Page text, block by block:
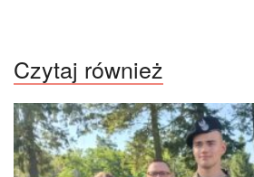
Czytaj również